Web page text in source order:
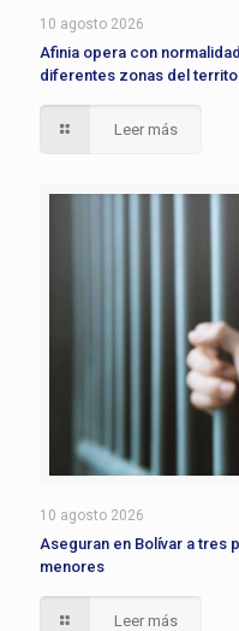
10 agosto 2026
Afinia opera con
diferentes zonas del
Leer más
10 agosto 2026
Aseguran en Bolívar a tres
menores
Leer más